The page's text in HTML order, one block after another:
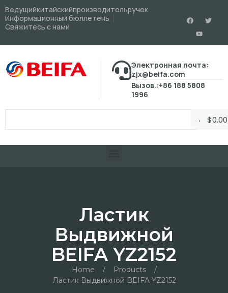
Ведущийкитайскийпроизводительручек
Информационный бюллетень
Свяжитесь с нами
Электронная почта:
zjx@beifa.com
Вызов.:+86 188 5808
1996
$0.00
Ластик
Выдвижной
BEIFA YZ2152
Home / Products
/
Ластик Выдвижной BEIFA YZ2152